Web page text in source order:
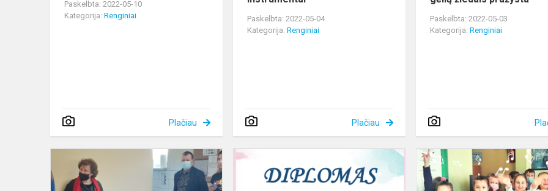
Paskelbta: 2022-05-10
Kategorija: Renginiai
Plačiau
Paskelbta: 2022-05-04
Kategorija:Renginiai
Plačiau
Paskelbta: 2022-05-03
Kategorija:Renginiai
Pavasarinė
muzika
skambėjo
Respublikinė
mokinių
dailės